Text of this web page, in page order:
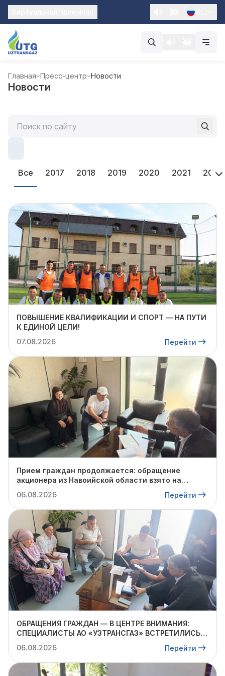
Главная Пресс-центр Новости
Новости
Все 2017 2018 2019 2020 2021 2022
ПОВЫШЕНИЕ КВАЛИФИКАЦИИ И СПОРТ — НА ПУТИ
К ЕДИНОЙ ЦЕЛИ!
07.08.2026
Перейти
Прием граждан продолжается: обращение
акционера из Навоийской области взято на
06.08.2026 Перейти
ОБРАЩЕНИЯ ГРАЖДАН — В ЦЕНТРЕ ВНИМАНИЯ:
СПЕЦИАЛИСТЫ АО «УЗТРАНСГАЗ» ВСТРЕТИЛИСЬ С
06.08.2026 Перейти